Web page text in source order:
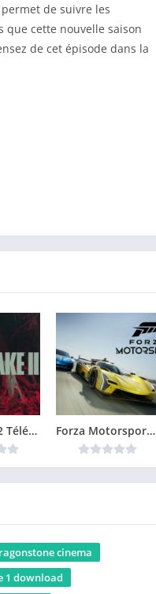
de suivre les
que cette nouvelle saison
de cet épisode dans la
Alan Wake 2 Télécharger Gratuit Jeu PC Forza Motorsport 8 Télécharger PC Gratuit
cinema
1 download